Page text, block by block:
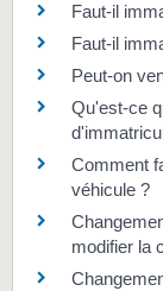
Faut-il
Faut-il
Peut-on
Qu'est-ce
Comment
véhicule ?
modifier la